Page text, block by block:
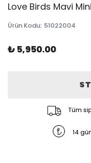
Love Birds Mavi
Ürün Kodu: 51022004
₺ 5,950.00
Tüm
14